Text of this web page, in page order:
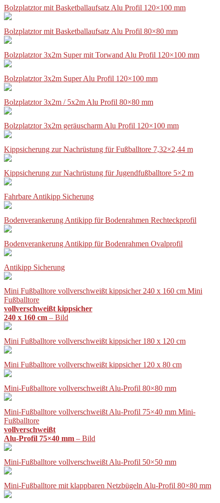
Bolzplatztor mit Basketballaufsatz Alu Profil 120×100 mm
Bolzplatztor mit Basketballaufsatz Alu Profil 80×80 mm
Bolzplatztor 3x2m Super mit Torwand Alu Profil 120×100 mm
Bolzplatztor 3x2m Super Alu Profil 120×100 mm
Bolzplatztor 3x2m / 5x2m Alu Profil 80×80 mm
Bolzplatztor 3x2m geräuscharm Alu Profil 120×100 mm
Kippsicherung zur Nachrüstung für Fußballtore 7,32×2,44 m
Kippsicherung zur Nachrüstung für Jugendfußballtore 5×2 m
Fahrbare Antikipp Sicherung
Bodenverankerung Antikipp für Bodenrahmen Rechteckprofil
Bodenverankerung Antikipp für Bodenrahmen Ovalprofil
Antikipp Sicherung
Mini Fußballtore vollverschweißt kippsicher 240 x 160 cm Mini
Fußballtore
vollverschweißt kippsicher
240 x 160 cm – Bild
Mini Fußballtore vollverschweißt kippsicher 180 x 120 cm
Mini Fußballtore vollverschweißt kippsicher 120 x 80 cm
Mini-Fußballtore vollverschweißt Alu-Profil 80×80 mm
Mini-Fußballtore vollverschweißt Alu-Profil 75×40 mm Mini-
Fußballtore
vollverschweißt
Alu-Profil 75×40 mm – Bild
Mini-Fußballtore vollverschweißt Alu-Profil 50×50 mm
Mini-Fußballtore mit klappbaren Netzbügeln Alu-Profil 80×80 mm